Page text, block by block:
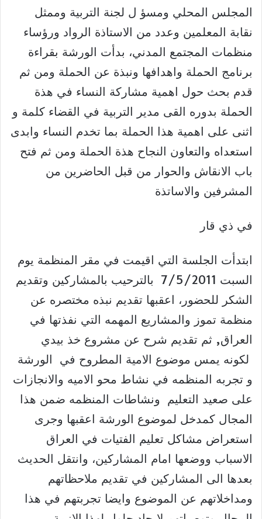
المجلس المحلي ومسؤ ل لجنة التربية وممثل
نقابة المعلمين وعدد من الاستاذة الرواد ورؤساء
منظمات المجتمع المدني، بدأت الورشة بقراءة
برنامج الحملة واهدافها ونبذة عن الحملة ومن ثم
قدم بحث حول اهمية مشاركة النساء في هذة
الحملة بدوره القى مدير التربية في القضاء كلمة و
اثنى على اهمية هذا الحملة بما تخدم النساء وابدى
استعداه والتعاون النجاح هذة الحملة ومن ثم فتح
باب الانقاش والحوار من قبل الحاضرين من
المشرفين والاساتذة
في ذي قار
ابتدأت الجلسة التي اقيمت في مقر المنظمة يوم
السبت 7/5/2011 بالترحيب بالمشاركين وتقديم
الشكر للحضور، اعقبها تقديم نبذه مختصره عن
منظمة تموز والمشاريع المهمه التي نفذتها في
العراق, ثم تقديم شرح عن مشروع خذ بيدي
لكونه يمس موضوع الامية المطروح في الورشة
و تجربه المنظمه في نشاط محو الاميه والانجازات
على صعيد التعليم ونشاطات المنظمه ضمن هذا
المجال كمدخل لموضوع الورشة اعقبها وجرى
استعراض مشاكل تعليم الفتيات في العراق
الاسباب ووضعها امام المشاركين، وانتقل الحديث
بعدها الى المشاركين في تقديم ملاحظاتهم
ومداخلاتهم عن الموضوع وايضا تجربتهم في هذا